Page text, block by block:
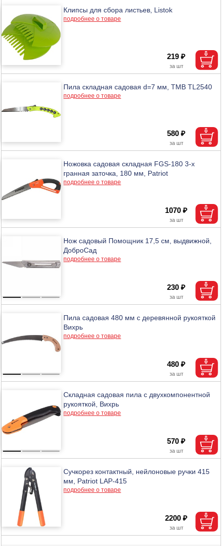
Клипсы для сбора листьев, Listok
подробнее о товаре
219 ₽
Пила складная садовая d=7 мм, ТМВ TL2540
подробнее о товаре
580 ₽
Ножовка садовая складная FGS-180 3-х
гранная заточка, 180 мм, Patriot
подробнее о товаре
1070 ₽
Нож садовый Помощник 17,5 см, выдвижной,
ДоброСад
подробнее о товаре
230 ₽
Пила садовая 480 мм с деревянной рукояткой
Вихрь
подробнее о товаре
480 ₽
Складная садовая пила с двухкомпонентной
рукояткой, Вихрь
подробнее о товаре
570 ₽
Сучкорез контактный, нейлоновые ручки 415
мм, Patriot LAP-415
подробнее о товаре
2200 ₽